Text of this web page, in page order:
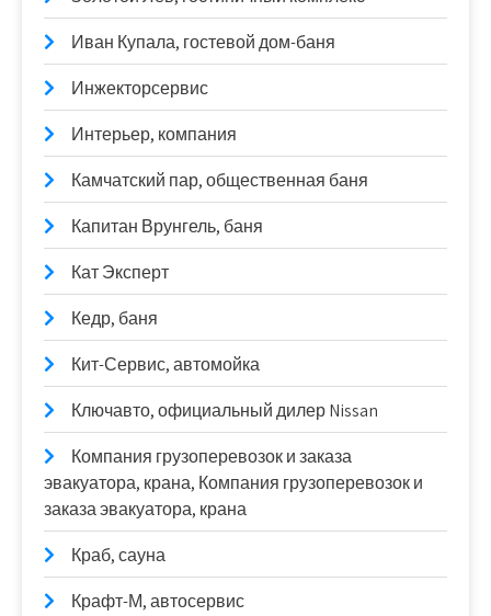
Иван Купала, гостевой дом-баня
Инжекторсервис
Интерьер, компания
Камчатский пар, общественная баня
Капитан Врунгель, баня
Кат Эксперт
Кедр, баня
Кит-Сервис, автомойка
Ключавто, официальный дилер Nissan
Компания грузоперевозок и заказа
эвакуатора, крана, Компания грузоперевозок и
заказа эвакуатора, крана
Краб, сауна
Крафт-М, автосервис